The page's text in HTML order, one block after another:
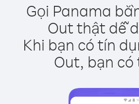
Gọi Panama
Out thật dễ
Khi bạn có tín
Out, bạn có